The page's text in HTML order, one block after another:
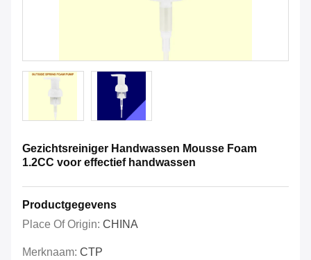
Gezichtsreiniger Handwassen Mousse Foam
1.2CC voor effectief handwassen
Productgegevens
Place Of Origin: CHINA
Merknaam: CTP